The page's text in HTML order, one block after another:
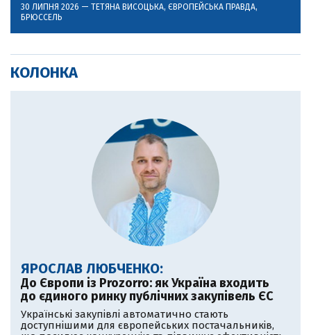
30 ЛИПНЯ 2026 — ТЕТЯНА ВИСОЦЬКА, ЄВРОПЕЙСЬКА ПРАВДА,
БРЮССЕЛЬ
КОЛОНКА
ЯРОСЛАВ ЛЮБЧЕНКО:
До Європи із Prozorro: як Україна входить
до єдиного ринку публічних закупівель ЄС
Українські закупівлі автоматично стають
доступнішими для європейських постачальників,